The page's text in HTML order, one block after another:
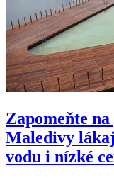
Zapomeňte
Maledivy
vodu i nízké